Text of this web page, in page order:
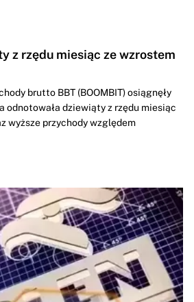
z rzędu miesiąc ze wzrostem
brutto BBT (BOOMBIT) osiągnęły
odnotowała dziewiąty z rzędu miesiąc
wyższe przychody względem